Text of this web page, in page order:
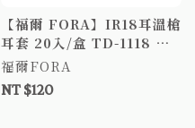
【福爾 FORA】IR18耳溫槍
耳套 20入/盒 TD-1118 耳
套
福爾FORA
NT $120